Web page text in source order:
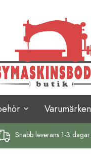
Varumärken
Snabb leverans 1-3 dagar